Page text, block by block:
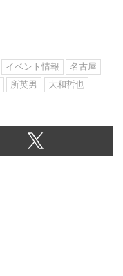
イベント情報
名古屋
所英男
大和哲也